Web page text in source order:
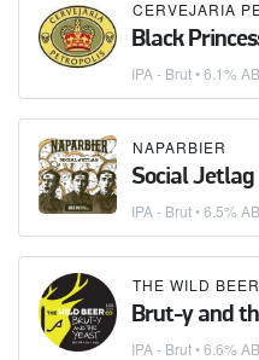
CERVEJARIA
Black
IPA - Brut• 6.1%
NAPARBIER
Social Jetlag
IPA - Brut• 6.5%
THE WILD
Brut-y and
IPA - Brut• 6.6%